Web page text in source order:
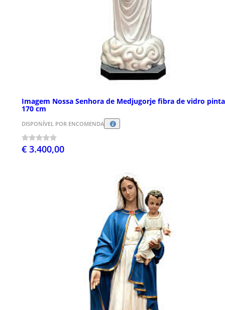
Imagem Nossa Senhora de Medjugorje fibra de vidro
170 cm
DISPONÍVEL POR ENCOMENDA
€ 3.400,00